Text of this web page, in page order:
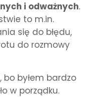
i odważnych.
to m.in.
się do błędu,
do rozmowy
bo byłem bardzo
w porządku.